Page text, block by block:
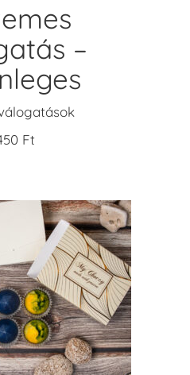
–
Ft
TESZEM